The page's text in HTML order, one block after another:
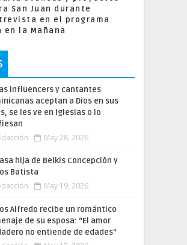
San Juan durante
en el programa
en la Mañana
influencers y cantantes
aceptan a Dios en sus
se les ve en iglesias o lo
May 28, 2026
hija de Belkis Concepción y
Batista
May 19, 2026
Alfredo recibe un romántico
de su esposa: “El amor
no entiende de edades”